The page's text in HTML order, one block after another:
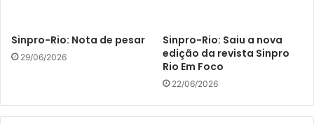
Sinpro-Rio: Nota de pesar
29/06/2026
Sinpro-Rio: Saiu a nova
edição da revista Sinpro
Rio Em Foco
22/06/2026